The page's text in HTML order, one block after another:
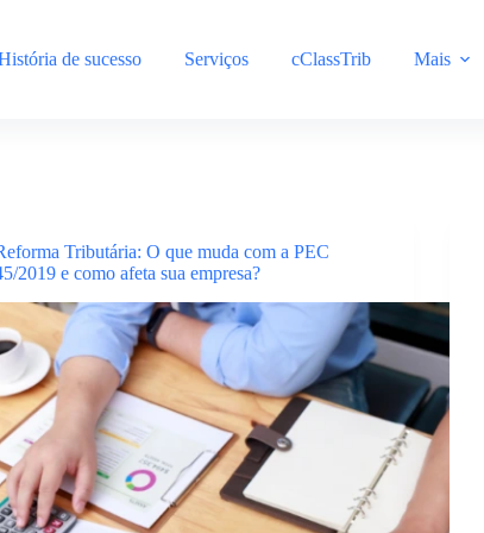
de sucesso Serviços cClassTrib Mais
Tributária: O que muda com a PEC
2019 e como afeta sua empresa?